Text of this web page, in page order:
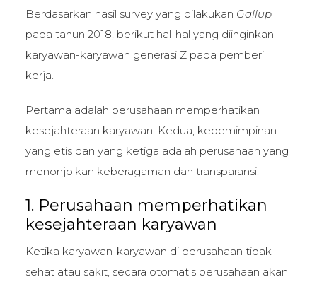
Berdasarkan hasil survey yang dilakukan Gallup
pada tahun 2018, berikut hal-hal yang diinginkan
karyawan-karyawan generasi Z pada pemberi
kerja.
Pertama adalah perusahaan memperhatikan
kesejahteraan karyawan. Kedua, kepemimpinan
yang etis dan yang ketiga adalah perusahaan yang
menonjolkan keberagaman dan transparansi.
1. Perusahaan memperhatikan
kesejahteraan karyawan
Ketika karyawan-karyawan di perusahaan tidak
sehat atau sakit, secara otomatis perusahaan akan